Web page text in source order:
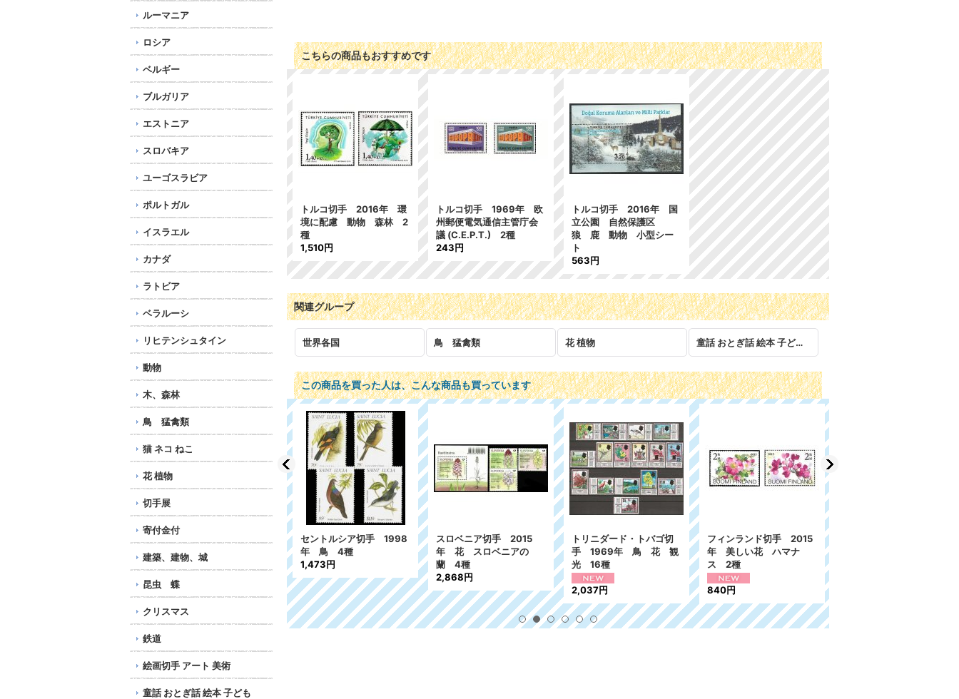
ルーマニア
ロシア
ベルギー
ブルガリア
エストニア
スロバキア
ユーゴスラビア
ポルトガル
イスラエル
カナダ
ラトビア
ベラルーシ
リヒテンシュタイン
動物
木、森林
鳥 猛禽類
猫 ネコ ねこ
花 植物
切手展
寄付金付
建築、建物、城
昆虫 蝶
クリスマス
鉄道
絵画切手 アート 美術
童話 おとぎ話 絵本 子ども
こちらの商品もおすすめです
トルコ切手 2016年 環
境に配慮 動物 森林 2
種
1,510円
トルコ切手 1969年 欧
州郵便電気通信主管庁会
議 (C.E.P.T.) 2種
243円
トルコ切手 2016年 国
立公園 自然保護区
狼 鹿 動物 小型シー
ト
563円
関連グループ
世界各国 鳥 猛禽類 花 植物 童話 おとぎ話 絵本 子ども 児童
この商品を買った人は、こんな商品も買っています
ラトビア切手 2021年
花 植物 鳥 1種
575円
セントルシア切手 1998
年 鳥 4種
1,473円
スロベニア切手 2015
年 花 スロベニアの
蘭 4種
2,868円
トリニダード・トバゴ切
手 1969年 鳥 花 観
光 16種
2,037円
フィンランド切手 2015
年 美しい花 ハマナ
ス 2種
840円